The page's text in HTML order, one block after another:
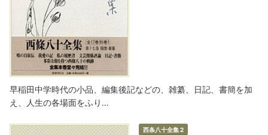
早稲田中学時代の小品、編集後記などの、雑纂、日記、書簡を加
え、人生の各場面をふり…
西条八十全集 2